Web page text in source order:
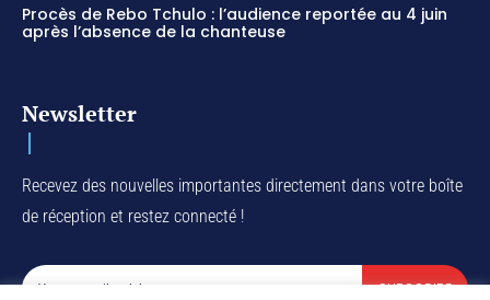
Procès de Rebo Tchulo : l’audience reportée au 4 juin
après l’absence de la chanteuse
Newsletter
Recevez des nouvelles importantes directement dans votre boîte
de réception et restez connecté !
SUBSCRIBE